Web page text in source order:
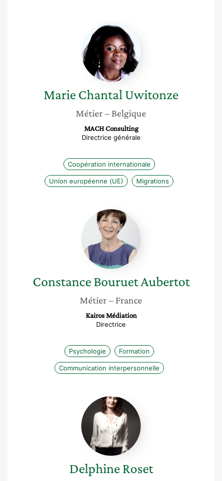
Marie
Chantal
Uwitonze
Marie Chantal Uwitonze
Métier– Belgique
MACH Consulting
Directrice générale
Coopération internationale
Union européenne (UE) Migrations
Constance
Bouruet
Aubertot
Constance Bouruet Aubertot
Métier– France
Kairos Médiation
Directrice
Psychologie Formation
Communication interpersonnelle
Delphine
Roset
Delphine Roset